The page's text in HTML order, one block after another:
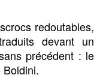
redoutables,
devant un
précédent : le
Boldini.